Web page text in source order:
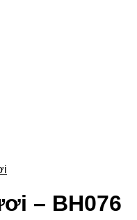
– BH076